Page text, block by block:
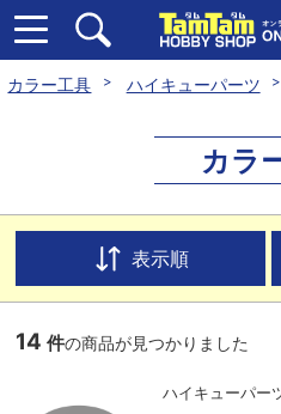
カラー工具 ハイキューパーツ
カラ
表示順
14 件の商品が見つかりました
ハイキューパー